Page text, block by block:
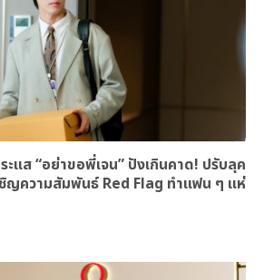
ะแส “อย่าขอพี่เจน” ปังเกินคาด! ปรับลุค
ชิญความสัมพันธ์ Red Flag ทำแฟน ๆ แห่